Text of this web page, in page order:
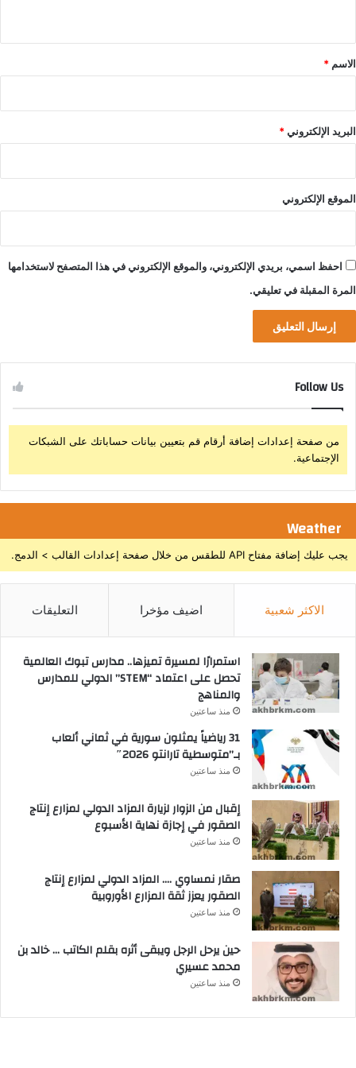
*
الاسم *
البريد الإلكتروني*
الموقع الإلكتروني
احفظ اسمي، بريدي الإلكتروني، والموقع الإلكتروني في هذا المتصفح لاستخدامها
المرة المقبلة في تعليقي.
Follow Us
من صفحة إعدادات إضافة أرقام قم بتعيين بيانات حساباتك على الشبكات
الإجتماعية.
Weather
يجب عليك إضافة مفتاح API للطقس من خلال صفحة إعدادات القالب > الدمج.
الاكثر شعبية اضيف مؤخرا التعليقات
استمرارًا لمسيرة تميزها.. مدارس تبوك العالمية
تحصل على اعتماد “STEM” الدولي للمدارس
والمناهج
منذ ساعتين
31 رياضياً يمثلون سورية في ثماني ألعاب
بـ”متوسطية تارانتو 2026″
منذ ساعتين
إقبال من الزوار لزيارة المزاد الدولي لمزارع إنتاج
الصقور في إجازة نهاية الأسبوع
منذ ساعتين
صقار نمساوي …. المزاد الدولي لمزارع إنتاج
الصقور يعزز ثقة المزارع الأوروبية
منذ ساعتين
حين يرحل الرجل ويبقى أثره بقلم الكاتب … خالد بن
محمد عسيري
منذ ساعتين